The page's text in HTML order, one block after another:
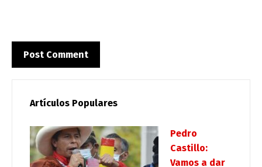
Artículos Populares
Pedro
Castillo:
Vamos a dar